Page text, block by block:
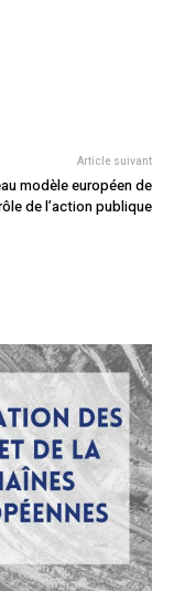
Article suivant
modèle européen de
de l’action publique